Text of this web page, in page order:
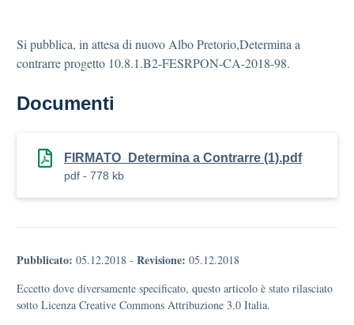
Si pubblica, in attesa di nuovo Albo Pretorio,Determina a
contrarre progetto 10.8.1.B2-FESRPON-CA-2018-98.
Documenti
FIRMATO_Determina a Contrarre (1).pdf
pdf - 778 kb
Pubblicato: 05.12.2018 - Revisione: 05.12.2018
Eccetto dove diversamente specificato, questo articolo è stato rilasciato
sotto Licenza Creative Commons Attribuzione 3.0 Italia.